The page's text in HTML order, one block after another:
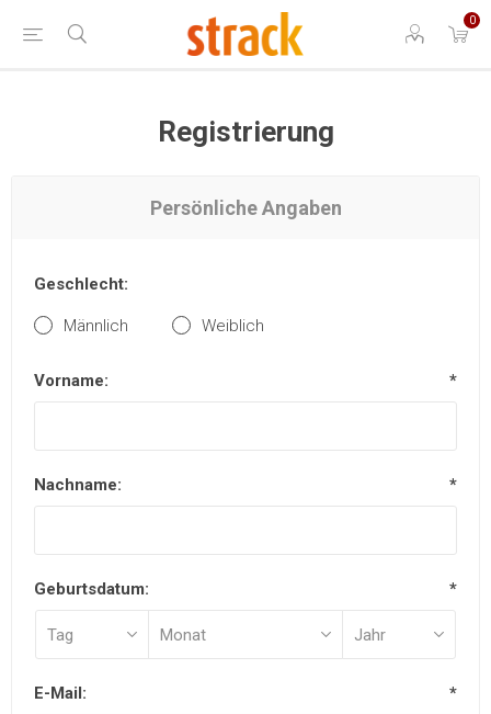
0
Registrierung
Persönliche Angaben
Geschlecht:
Männlich Weiblich
Vorname: *
Nachname: *
Geburtsdatum: *
E-Mail: *